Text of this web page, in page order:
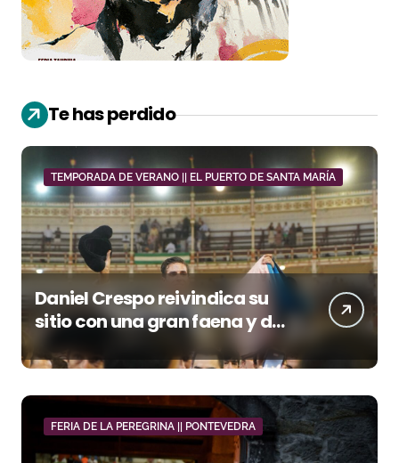
Te has perdido
TEMPORADA DE VERANO || EL PUERTO DE SANTA MARÍA
Daniel Crespo reivindica su
sitio con una gran faena y dos
orejas
FERIA DE LA PEREGRINA || PONTEVEDRA